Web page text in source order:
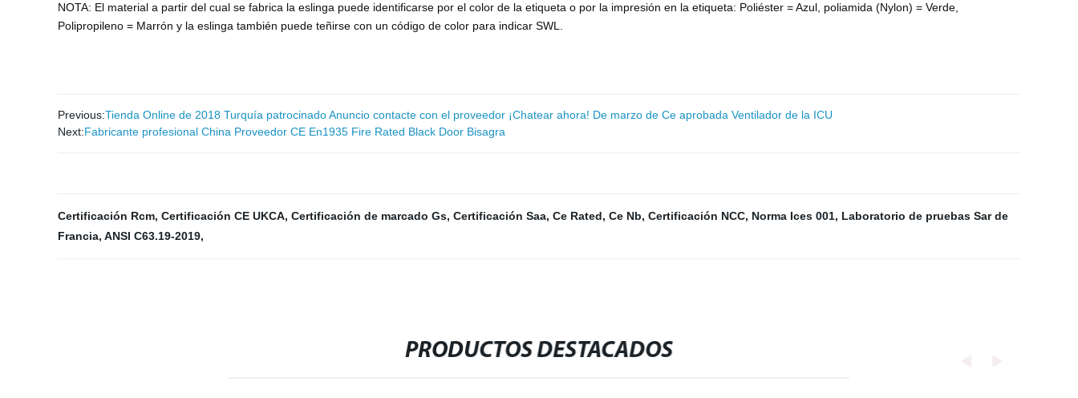
NOTA: El material a partir del cual se fabrica la eslinga puede identificarse por el color de la etiqueta o por la impresión en la etiqueta: Poliéster = Azul, poliamida (Nylon) = Verde,
Polipropileno = Marrón y la eslinga también puede teñirse con un código de color para indicar SWL.
Previous:Tienda Online de 2018 Turquía patrocinado Anuncio contacte con el proveedor ¡Chatear ahora! De marzo de Ce aprobada Ventilador de la ICU
Next:Fabricante profesional China Proveedor CE En1935 Fire Rated Black Door Bisagra
Certificación Rcm, Certificación CE UKCA, Certificación de marcado Gs, Certificación Saa, Ce Rated, Ce Nb, Certificación NCC, Norma Ices 001, Laboratorio de pruebas Sar de
Francia, ANSI C63.19-2019,
PRODUCTOS DESTACADOS